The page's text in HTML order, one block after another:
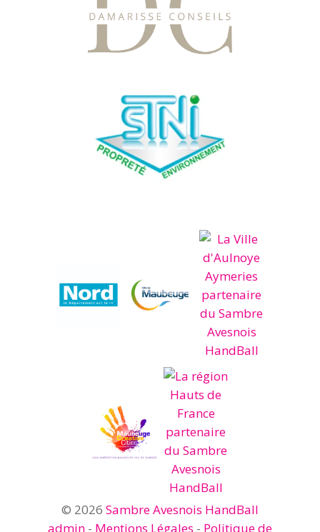
© 2026 Sambre Avesnois HandBall
admin - Mentions Légales - Politique de